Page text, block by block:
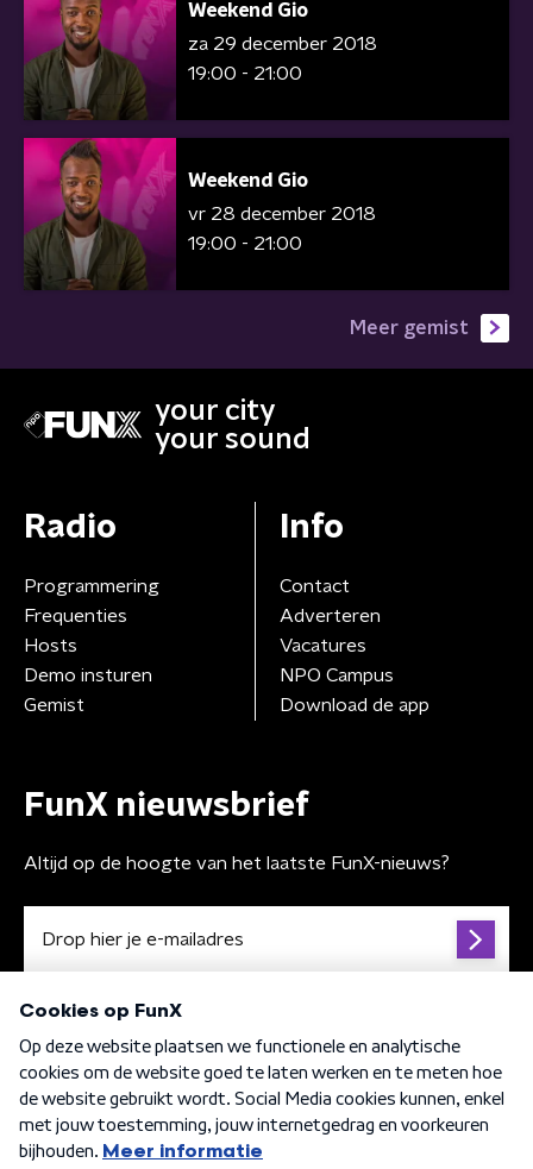
Weekend Gio
za 29 december 2018
19:00 - 21:00
Weekend Gio
vr 28 december 2018
19:00 - 21:00
Meer gemist
your city
your sound
Radio
Programmering
Frequenties
Hosts
Demo insturen
Gemist
Info
Contact
Adverteren
Vacatures
NPO Campus
Download de app
FunX nieuwsbrief
Altijd op de hoogte van het laatste FunX-nieuws?
Algemene voorwaarden Privacybeleid